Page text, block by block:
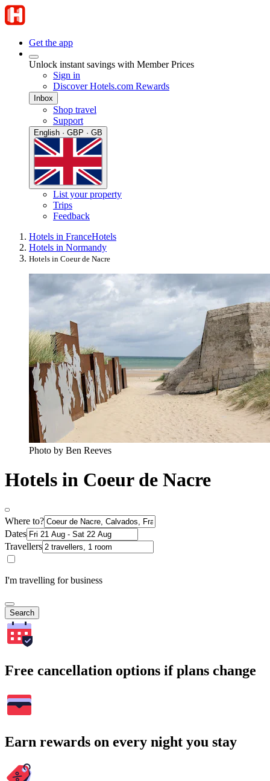
Get the app
Unlock instant savings with Member Prices
Sign in
Discover Hotels.com Rewards
Inbox
Shop travel
Support
English · GBP · GB
List your property
Trips
Feedback
Hotels in FranceHotels
Hotels in Normandy
Hotels in Coeur de Nacre
Photo by Ben Reeves
Hotels in Coeur de Nacre
Where to?
Dates
Travellers
I'm travelling for business
Search
Free cancellation options if plans change
Earn rewards on every night you stay